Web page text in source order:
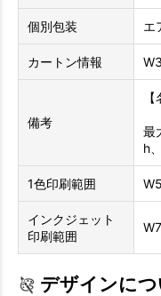
個別包装 エ
カートン情報
備考
最
h
1色印刷範囲
インクジェット
印刷範囲
デザインにつ